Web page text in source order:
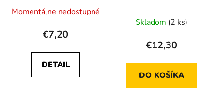
Momentálne nedostupné
€7,20
DETAIL
Skladom (2 ks)
€12,30
DO KOŠÍKA